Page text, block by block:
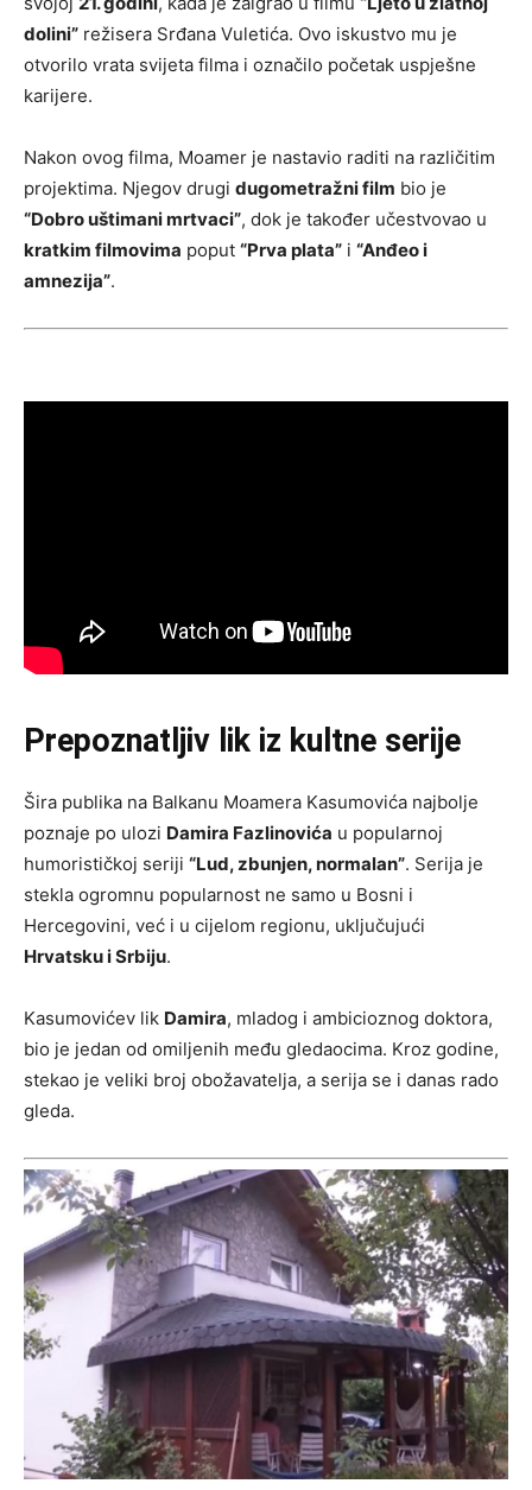
dolini” režisera Srđana Vuletića. Ovo iskustvo mu je
otvorilo vrata svijeta filma i označilo početak uspješne
karijere.
Nakon ovog filma, Moamer je nastavio raditi na različitim
projektima. Njegov drugi dugometražni film bio je
“Dobro uštimani mrtvaci”, dok je također učestvovao u
kratkim filmovima poput “Prva plata” i “Anđeo i
amnezija”.
Prepoznatljiv lik iz kultne serije
Šira publika na Balkanu Moamera Kasumovića najbolje
poznaje po ulozi Damira Fazlinovića u popularnoj
humorističkoj seriji “Lud, zbunjen, normalan”. Serija je
stekla ogromnu popularnost ne samo u Bosni i
Hercegovini, već i u cijelom regionu, uključujući
Hrvatsku i Srbiju.
Kasumovićev lik Damira, mladog i ambicioznog doktora,
bio je jedan od omiljenih među gledaocima. Kroz godine,
stekao je veliki broj obožavatelja, a serija se i danas rado
gleda.